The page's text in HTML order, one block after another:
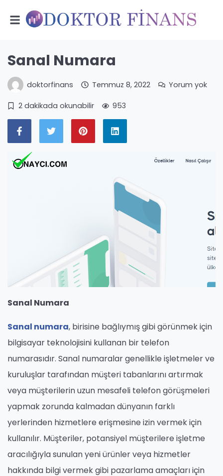
Sanal Numara
doktorfinans Temmuz 8, 2022 Yorum yok
2 dakikada okunabilir 953
Sanal Numara
Sanal numara, birisine bağlıymış gibi görünmek için
bilgisayar teknolojisini kullanan bir telefon
numarasıdır. Sanal numaralar genellikle işletmeler ve
kuruluşlar tarafından müşteri tabanlarını artırmak
veya müşterilerin uzun mesafeli telefon görüşmeleri
yapmak zorunda kalmadan dünyanın farklı
yerlerinden hizmetlere erişmesine izin vermek için
kullanılır. Müşteriler, potansiyel müşterilere işletme
aracılığıyla sunulan yeni ürünler veya hizmetler
hakkında bilgi vermek gibi pazarlama amaçları için